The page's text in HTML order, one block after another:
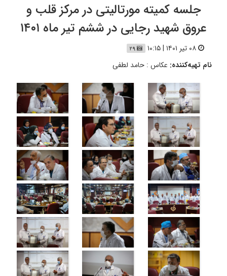
جلسه کمیته مورتالیتی در مرکز قلب و
عروق شهید رجایی در ششم تیر ماه ۱۴۰۱
نام تهیه‌کننده: عکاس : حامد لطفی